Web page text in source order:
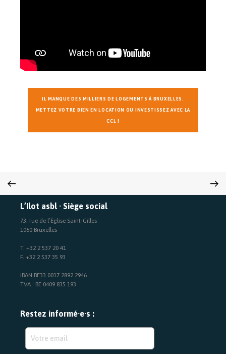
IL MANQUE DES MILLIERS DE LOGEMENTS À BRUXELLES.
METTEZ VOTRE BIEN EN LOCATION OU INVESTISSEZ AVEC LA
CCL !
L’Ilot asbl · Siège social
73, rue de l’Église Saint-Gilles
1060 Bruxelles
T. +32 2 537 20 41
F. +32 2 537 35 93
IBAN BE33 0017 2892 2946
TVA : BE 0409 835 193
Restez informé·e·s :